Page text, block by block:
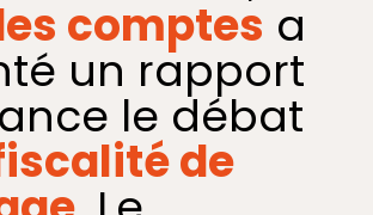
comptes a
un rapport
le débat
de